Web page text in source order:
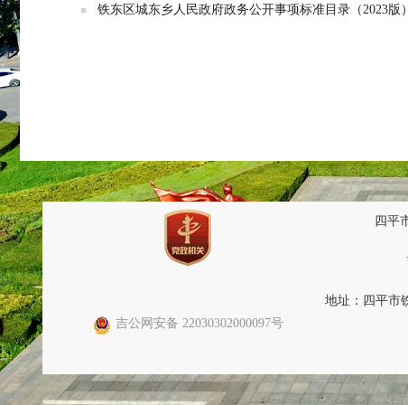
铁东区城东乡人民政府政务公开事项标准目录（2023版）